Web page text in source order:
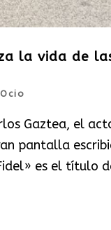
la vida de
Gaztea, el
pantalla
es el título